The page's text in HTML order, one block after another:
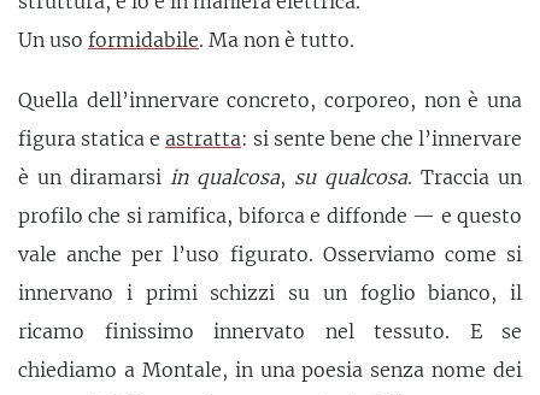
Un uso formidabile. Ma non è tutto.
Quella dell’innervare concreto, corporeo, non è una
figura statica e astratta: si sente bene che l’innervare
è un diramarsi in qualcosa, su qualcosa. Traccia un
profilo che si ramifica, biforca e diffonde — e questo
vale anche per l’uso figurato. Osserviamo come si
innervano i primi schizzi su un foglio bianco, il
ricamo finissimo innervato nel tessuto. E se
chiediamo a Montale, in una poesia senza nome dei